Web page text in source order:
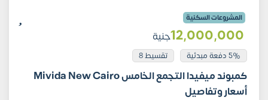
المشروعات السكنية
12٬000٬000جنية
5% دفعة مبدئية تقسيط 8
كمبوند ميفيدا التجمع الخامس Mivida New Cairo
أسعار وتفاصيل